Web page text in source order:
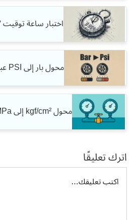
اختبار ساعة توقيت 7 ثوانٍ على الإنترنت
محول بار إلى PSI عبر الإنترنت
محول kgf/cm² إلى MPa عبر الإنترنت
اترك تعليقًا
تعليق